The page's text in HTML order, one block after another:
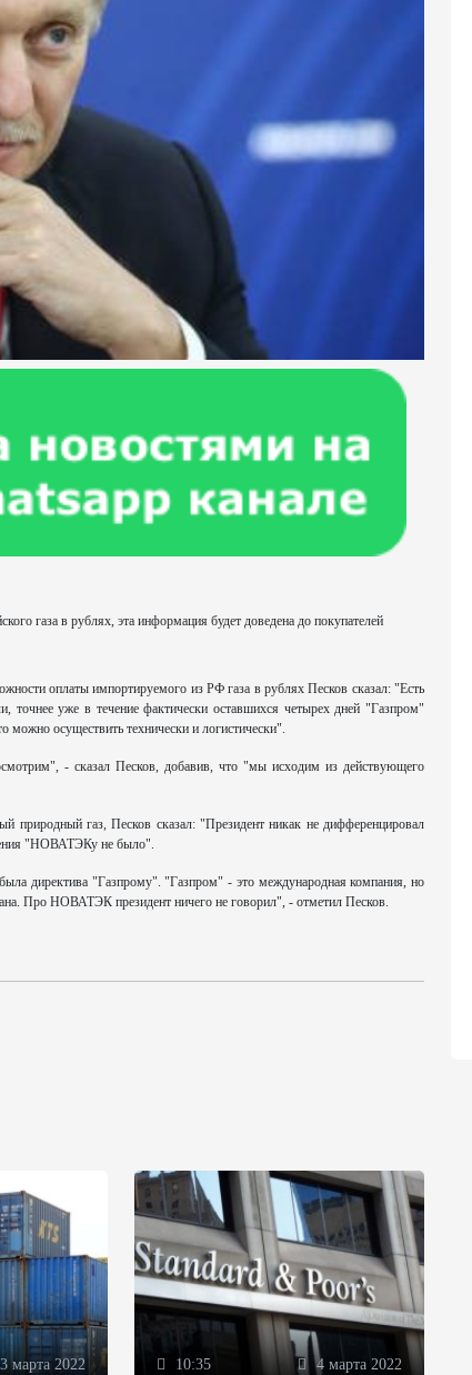
газа в рублях, эта информация будет доведена до покупателей
оплаты импортируемого из РФ газа в рублях Песков сказал: "Есть
точнее уже в течение фактически оставшихся четырех дней "Газпром"
можно осуществить технически и логистически".
- сказал Песков, добавив, что "мы исходим из действующего
природный газ, Песков сказал: "Президент никак не дифференцировал
"НОВАТЭКу не было".
директива "Газпрому". "Газпром" - это международная компания, но
Про НОВАТЭК президент ничего не говорил", - отметил Песков.
3 марта 2022 10:35 4 марта 2022